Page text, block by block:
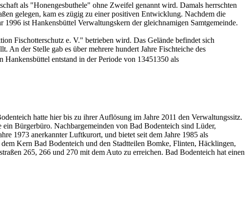
als "Honengesbuthele" ohne Zweifel genannt wird. Damals herrschten
gelegen, kam es zügig zu einer positiven Entwicklung. Nachdem die
ist Hankensbüttel Verwaltungskern der gleichnamigen Samtgemeinde.
Fischotterschutz e. V." betrieben wird. Das Gelände befindet sich
An der Stelle gab es über mehrere hundert Jahre Fischteiche des
entstand in der Periode von 13451350 als
hatte hier bis zu ihrer Auflösung im Jahre 2011 den Verwaltungssitz.
Bürgerbüro. Nachbargemeinden von Bad Bodenteich sind Lüder,
1973 anerkannter Luftkurort, und bietet seit dem Jahre 1985 als
Kern Bad Bodenteich und den Stadtteilen Bomke, Flinten, Häcklingen,
265, 266 und 270 mit dem Auto zu erreichen. Bad Bodenteich hat einen